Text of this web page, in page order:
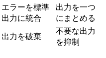
エラーを標準
出力に統合
出力を一つ
にまとめる
出力を破棄
不要な出力
を抑制